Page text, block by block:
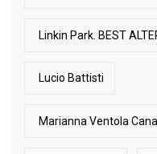
Linkin Park. BEST
Lucio Battisti
Marianna Ventola